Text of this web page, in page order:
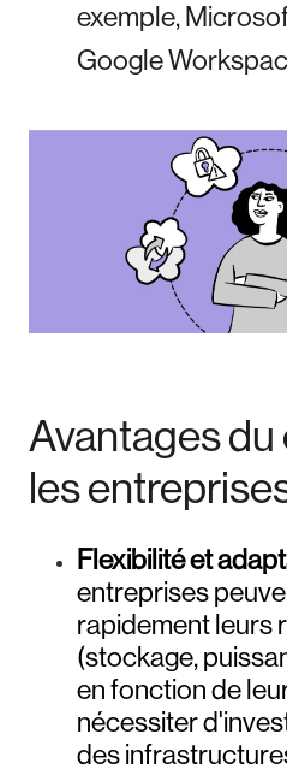
exemple,
Google
Avantages
les
Flexibilité et
entreprises
rapidement leurs
(stockage,
en fonction de
nécessiter
des